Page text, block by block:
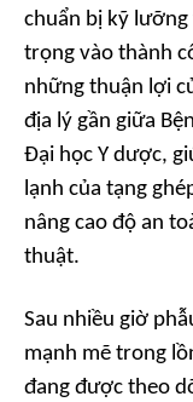
chuẩn bị kỹ
trọng vào thành
những thuận lợi
địa lý gần giữa
Đại học Y dược,
lạnh của tạng
nâng cao độ an
thuật.
Sau nhiều giờ
mạnh mẽ trong
đang được theo